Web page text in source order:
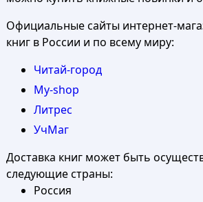
Официальные сайты интернет-
книг в России и по всему миру:
Читай-город
My-shop
Литрес
УчМаг
Доставка книг может быть
следующие страны:
Россия